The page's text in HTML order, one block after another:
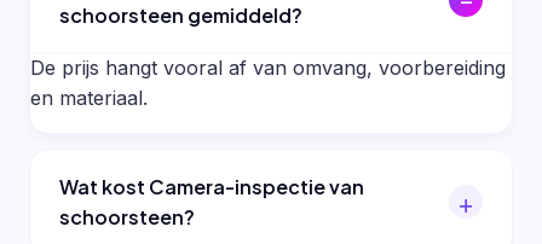
schoorsteen gemiddeld?
De prijs hangt vooral af van omvang, voorbereiding
en materiaal.
Wat kost Camera-inspectie van
schoorsteen?